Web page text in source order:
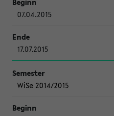
07.04.2015
17.07.2015
WiSe 2014/2015